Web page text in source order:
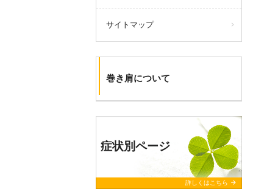
サイトマップ
巻き肩について
症状別ページ
詳しくはこちら arrow_forward